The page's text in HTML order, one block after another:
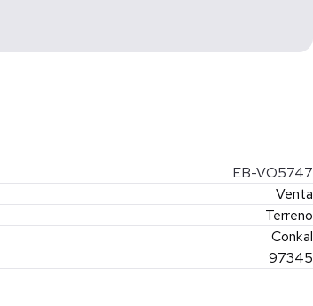
EB-VO5747
Venta
Terreno
Conkal
97345